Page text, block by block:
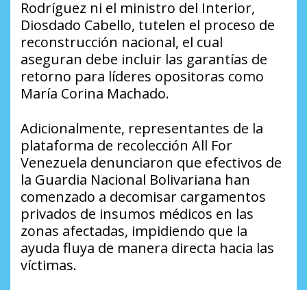
Rodríguez ni el ministro del Interior,
Diosdado Cabello, tutelen el proceso de
reconstrucción nacional, el cual
aseguran debe incluir las garantías de
retorno para líderes opositoras como
María Corina Machado.
Adicionalmente, representantes de la
plataforma de recolección All For
Venezuela denunciaron que efectivos de
la Guardia Nacional Bolivariana han
comenzado a decomisar cargamentos
privados de insumos médicos en las
zonas afectadas, impidiendo que la
ayuda fluya de manera directa hacia las
víctimas.